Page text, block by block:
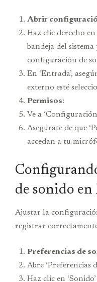
Abrir
Haz clic derecho
bandeja del sistema
configuración de
En ‘Entrada’,
externo esté
Permisos:
Ve a
Asegúrate de que
accedan a tu
de sonido en
Ajustar la
registrar
Preferencias de
Abre ‘Preferencias
Haz clic en